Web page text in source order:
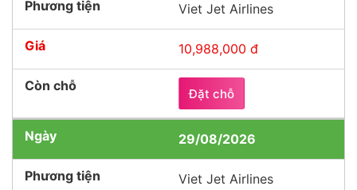
Viet Jet Airlines
10,988,000 đ
Đặt chỗ
29/08/2026
Viet Jet Airlines